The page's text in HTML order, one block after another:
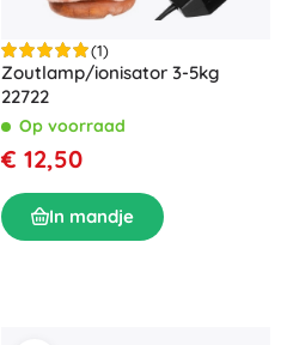
(1)
Zoutlamp/ionisator 3-5kg
22722
Op voorraad
€ 12,50
In mandje